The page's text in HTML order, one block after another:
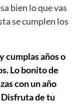
bien lo que vas
se cumplen los
cumplas años o
Lo bonito de
con un año
de tu